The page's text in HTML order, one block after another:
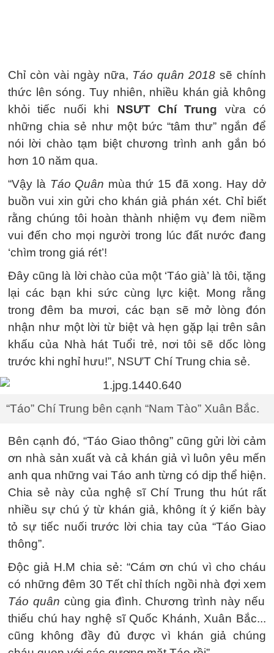
Chỉ còn vài ngày nữa, Táo quân 2018 sẽ chính
thức lên sóng. Tuy nhiên, nhiều khán giả không
khỏi tiếc nuối khi NSƯT Chí Trung vừa có
những chia sẻ như một bức “tâm thư” ngắn để
nói lời chào tạm biệt chương trình anh gắn bó
hơn 10 năm qua.
“Vậy là Táo Quân mùa thứ 15 đã xong. Hay dở
buồn vui xin gửi cho khán giả phán xét. Chỉ biết
rằng chúng tôi hoàn thành nhiệm vụ đem niềm
vui đến cho mọi người trong lúc đất nước đang
‘chìm trong giá rét’!
Đây cũng là lời chào của một ‘Táo già’ là tôi, tặng
lại các bạn khi sức cùng lực kiệt. Mong rằng
trong đêm ba mươi, các bạn sẽ mở lòng đón
nhận như một lời từ biệt và hẹn gặp lại trên sân
khấu của Nhà hát Tuổi trẻ, nơi tôi sẽ dốc lòng
trước khi nghỉ hưu!”, NSƯT Chí Trung chia sẻ.
“Táo” Chí Trung bên cạnh “Nam Tào” Xuân Bắc.
Bên cạnh đó, “Táo Giao thông” cũng gửi lời cảm
ơn nhà sản xuất và cả khán giả vì luôn yêu mến
anh qua những vai Táo anh từng có dịp thể hiện.
Chia sẻ này của nghệ sĩ Chí Trung thu hút rất
nhiều sự chú ý từ khán giả, không ít ý kiến bày
tỏ sự tiếc nuối trước lời chia tay của “Táo Giao
thông”.
Độc giả H.M chia sẻ: “Cám ơn chú vì cho cháu
có những đêm 30 Tết chỉ thích ngồi nhà đợi xem
Táo quân cùng gia đình. Chương trình này nếu
thiếu chú hay nghệ sĩ Quốc Khánh, Xuân Bắc...
cũng không đầy đủ được vì khán giả chúng